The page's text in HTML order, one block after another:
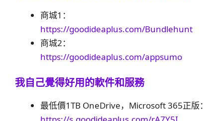
商城1：
https://goodideaplus.com/Bundlehunt
商城2：
https://goodideaplus.com/appsumo
我自己覺得好用的軟件和服務
最低價1TB OneDrive，Microsoft 365正版：